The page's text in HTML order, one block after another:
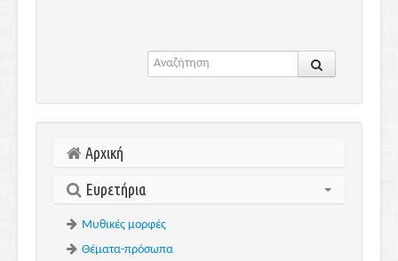
Αρχική
Ευρετήρια
Μυθικές μορφές
Θέματα-πρόσωπα